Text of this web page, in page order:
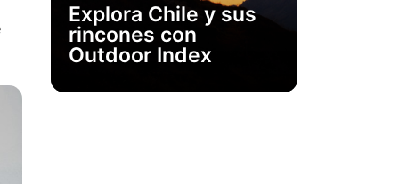
Explora Chile y sus
rincones con
Outdoor Index